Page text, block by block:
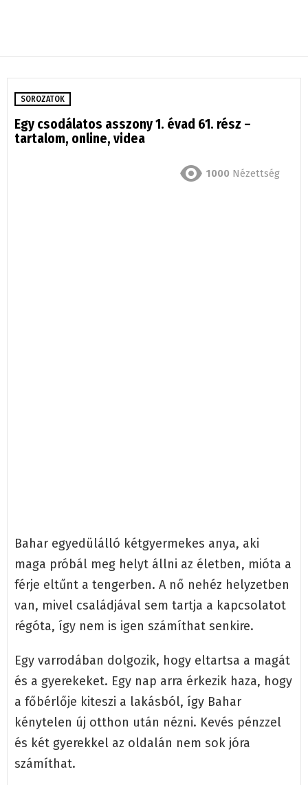
SOROZATOK
Egy csodálatos asszony 1. évad 61. rész –
tartalom, online, videa
1000 Nézettség
Bahar egyedülálló kétgyermekes anya, aki
maga próbál meg helyt állni az életben, mióta a
férje eltűnt a tengerben. A nő nehéz helyzetben
van, mivel családjával sem tartja a kapcsolatot
régóta, így nem is igen számíthat senkire.
Egy varrodában dolgozik, hogy eltartsa a magát
és a gyerekeket. Egy nap arra érkezik haza, hogy
a főbérlője kiteszi a lakásból, így Bahar
kénytelen új otthon után nézni. Kevés pénzzel
és két gyerekkel az oldalán nem sok jóra
számíthat.